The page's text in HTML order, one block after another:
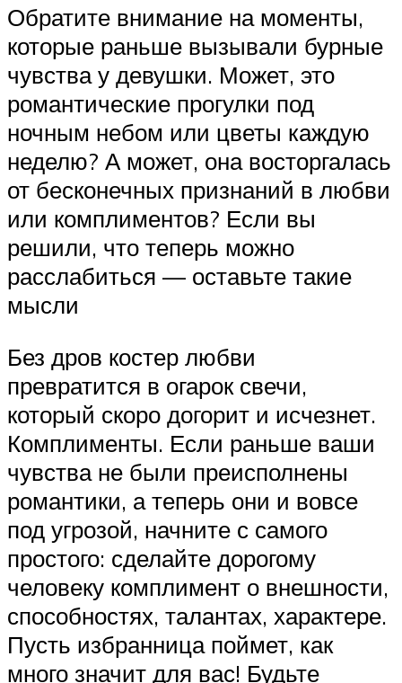
Обратите внимание на моменты,
которые раньше вызывали бурные
чувства у девушки. Может, это
романтические прогулки под
ночным небом или цветы каждую
неделю? А может, она восторгалась
от бесконечных признаний в любви
или комплиментов? Если вы
решили, что теперь можно
расслабиться — оставьте такие
мысли
Без дров костер любви
превратится в огарок свечи,
который скоро догорит и исчезнет.
Комплименты. Если раньше ваши
чувства не были преисполнены
романтики, а теперь они и вовсе
под угрозой, начните с самого
простого: сделайте дорогому
человеку комплимент о внешности,
способностях, талантах, характере.
Пусть избранница поймет, как
много значит для вас! Будьте